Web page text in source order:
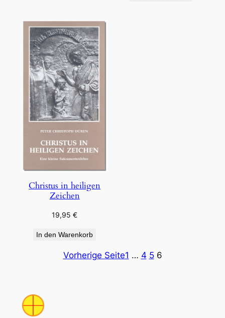
Christus in heiligen
Zeichen
19,95€
In den Warenkorb
Vorherige Seite1 … 4 5 6